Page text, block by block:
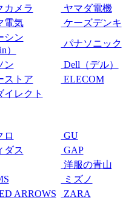
カメラ
ヤマダ電機
電気
ケーズデンキ
シン
）
パナソニック
ン
Dell（デル）
ストア
ELECOM
イレクト
ロ
GU
ダス
GAP
洋服の青山
ミズノ
ARROWS
ZARA